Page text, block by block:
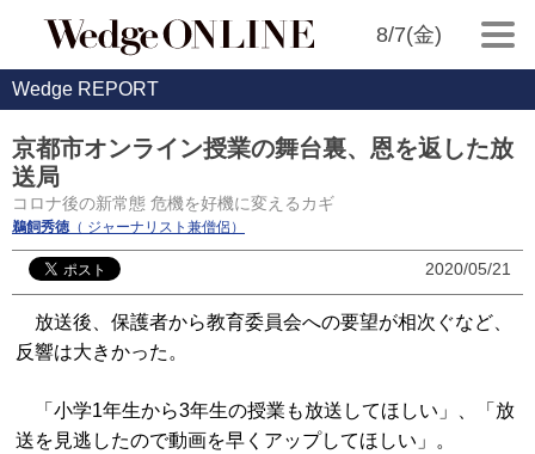
8/7(金)
Wedge REPORT
京都市オンライン授業の舞台裏、恩を返した放
送局
コロナ後の新常態 危機を好機に変えるカギ
鵜飼秀徳（ ジャーナリスト兼僧侶）
2020/05/21
放送後、保護者から教育委員会への要望が相次ぐなど、
反響は大きかった。
「小学1年生から3年生の授業も放送してほしい」、「放
送を見逃したので動画を早くアップしてほしい」。